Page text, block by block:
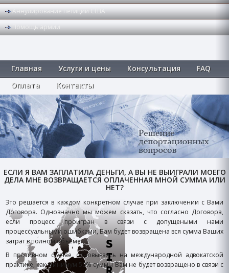
Аннулирование петиции США
Помощь армии
Главная Услуги и цены Консультация
FAQ
Оплата
Контакты
ЕСЛИ Я ВАМ ЗАПЛАТИЛА ДЕНЬГИ, А ВЫ НЕ ВЫИГРАЛИ МОЕГО
ДЕЛА МНЕ ВОЗВРАЩАЕТСЯ ОПЛАЧЕННАЯ МНОЙ СУММА ИЛИ
НЕТ?
Это решается в каждом конкретном случае при заключении с Вами
Договора. Однозначно мы можем сказать, что согласно Договора,
если процесс проигран в связи с допущеными нами
процессуальными ошибками, Вам будет возвращена вся сумма Ваших
затрат в полном объеме.
В противном случае, основываясь на международной адвокатской
практике, как минимум 50% суммы Вам не будет возвращено в связи с